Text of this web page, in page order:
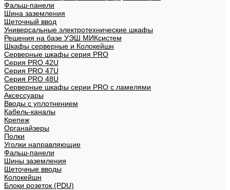
Фальш-панели
Шина заземления
Щеточный ввод
Универсальные электротехнические шкафы
Решения на базе УЭШ МИКсистем
Шкафы серверные и Колокейшн
Серверные шкафы серия PRO
Серия PRO 42U
Серия PRO 47U
Серия PRO 48U
Серверные шкафы серии PRO с ламелями
Аксессуары
Вводы с уплотнением
Кабель-каналы
Крепеж
Органайзеры
Полки
Уголки направляющие
Фальш-панели
Шины заземления
Щеточные вводы
Колокейшн
Блоки розеток (PDU)